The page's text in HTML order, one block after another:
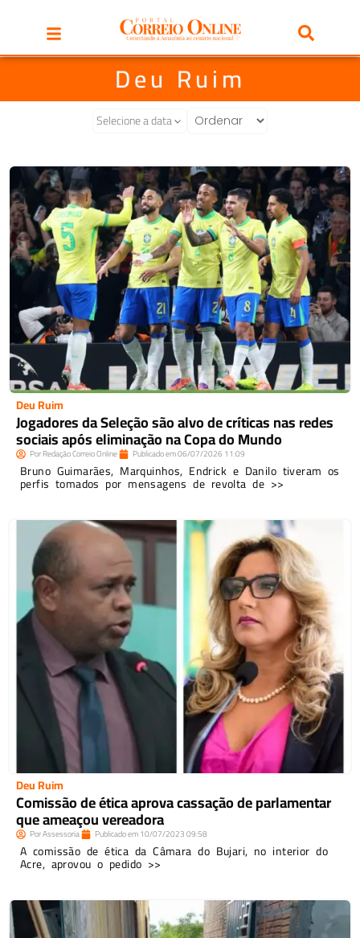
Deu Ruim
Selecione a data
Deu Ruim
Jogadores da Seleção são alvo de críticas nas redes
sociais após eliminação na Copa do Mundo
PorRedação Correio Online Publicado em06/07/2026 11:09
Bruno Guimarães, Marquinhos, Endrick e Danilo tiveram os
perfis tomados por mensagens de revolta de >>
Deu Ruim
Comissão de ética aprova cassação de parlamentar
que ameaçou vereadora
PorAssessoria Publicado em10/07/202309:58
A comissão de ética da Câmara do Bujari, no interior do
Acre, aprovou o pedido >>